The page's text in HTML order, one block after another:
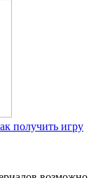
получить игру